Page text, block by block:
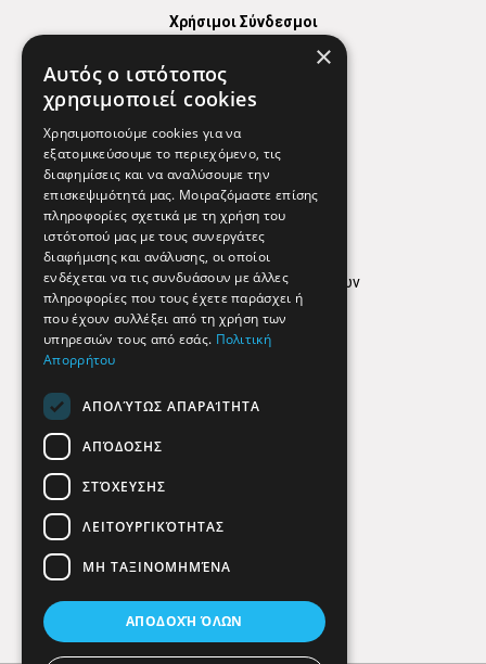
Χρήσιμοι Σύνδεσμοι
Χρήσιμα Τηλέφωνα
Εφημερεύοντα Φαρμακεία
Απόρρητο
Όροι Χρήσης
Πολιτική προστασίας δεδομένων
Findhere
Social Media
×
Αυτός ο ιστότοπος
χρησιμοποιεί cookies
Χρησιμοποιούμε cookies για να
εξατομικεύσουμε το περιεχόμενο, τις
διαφημίσεις και να αναλύσουμε την
επισκεψιμότητά μας. Μοιραζόμαστε επίσης
πληροφορίες σχετικά με τη χρήση του
ιστότοπού μας με τους συνεργάτες
διαφήμισης και ανάλυσης, οι οποίοι
ενδέχεται να τις συνδυάσουν με άλλες
πληροφορίες που τους έχετε παράσχει ή
που έχουν συλλέξει από τη χρήση των
υπηρεσιών τους από εσάς. Πολιτική
Απορρήτου
ΑΠΟΛΎΤΩΣ ΑΠΑΡΑΊΤΗΤΑ
ΑΠΌΔΟΣΗΣ
ΣΤΌΧΕΥΣΗΣ
ΛΕΙΤΟΥΡΓΙΚΌΤΗΤΑΣ
ΜΗ ΤΑΞΙΝΟΜΗΜΈΝΑ
ΑΠΟΔΟΧΉ ΌΛΩΝ